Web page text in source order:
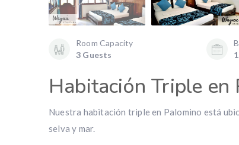
Room Capacity
3 Guests
Habitación Triple en
Nuestra habitación triple en Palomino está
selva y mar.